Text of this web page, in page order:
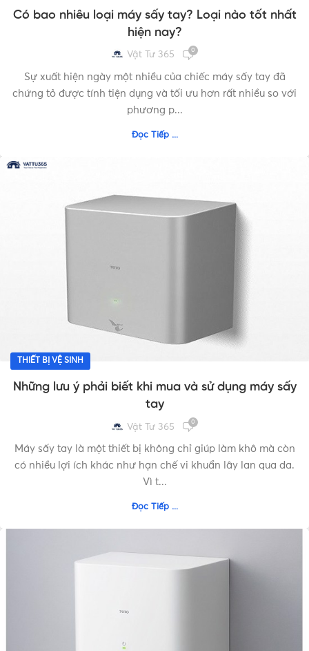
Có bao nhiêu loại máy sấy tay? Loại nào tốt nhất
hiện nay?
Vật Tư 365 0
Sự xuất hiện ngày một nhiều của chiếc máy sấy tay đã
chứng tỏ được tính tiện dụng và tối ưu hơn rất nhiều so với
phương p...
Đọc Tiếp ...
THIẾT BỊ VỆ SINH
Những lưu ý phải biết khi mua và sử dụng máy sấy
tay
Vật Tư 365 0
Máy sấy tay là một thiết bị không chỉ giúp làm khô mà còn
có nhiều lợi ích khác như hạn chế vi khuẩn lây lan qua da.
Vì t...
Đọc Tiếp ...